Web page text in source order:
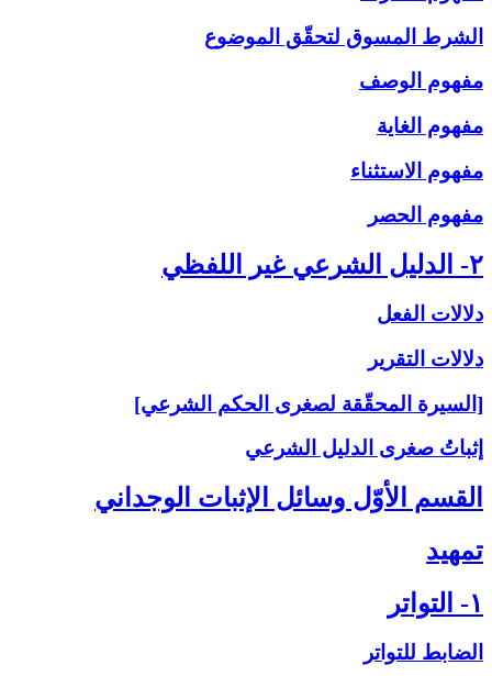
الشرط المسوق لتحقّق الموضوع
مفهوم الوصف
مفهوم الغاية
مفهوم الاستثناء
مفهوم الحصر
۲- الدليل الشرعي غير اللفظي
دلالات الفعل
دلالات التقرير
[السيرة المحقّقة لصغرى الحكم الشرعي]
إثباتُ‏ صغرى‏ الدليل الشرعي‏
القسم الأوّل وسائل الإثبات الوجداني
تمهيد
۱- التواتر
الضابط للتواتر